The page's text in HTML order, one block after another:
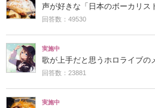
声が好きな「日本のボーカリス
回答数：49530
実施中
歌が上手だと思うホロライブの
回答数：23881
実施中